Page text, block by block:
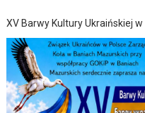
XV Barwy Kultury Ukraińskiej